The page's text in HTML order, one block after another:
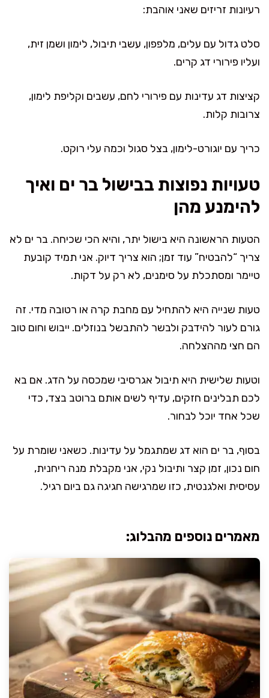
רעיונות זריזים שאני אוהבת:
סלט גדול עם עלים, מלפפון, עשבי תיבול, לימון ושמן זית,
ועליו פירורי דג קרים.
קציצות דג עדינות עם פירורי לחם, עשבים וקליפת לימון,
צרובות קלות.
כריך עם יוגורט-לימון, בצל סגול וכמה עלי רוקט.
טעויות נפוצות בבישול בר ים ואיך
להימנע מהן
הטעות הראשונה היא בישול יתר, והיא הכי שכיחה. בר ים לא
צריך “להבטיח” עוד זמן; הוא צריך דיוק. אני תמיד קובעת
טיימר ומסתכלת על סימנים, לא רק על דקות.
טעות שנייה היא להתחיל עם מחבת קרה או רטובה מדי. זה
גורם לעור להידבק ולבשר להתבשל בנוזלים. ייבוש וחום טוב
הם חצי מההצלחה.
וטעות שלישית היא תיבול אגרסיבי שמכסה על הדג. אם בא
לכם תבלינים חזקים, עדיף לשים אותם ברוטב בצד, כדי
שכל אחד יוכל לבחור.
בסוף, בר ים הוא דג שמתגמל על עדינות. כשאני שומרת על
חום נכון, זמן קצר ותיבול נקי, אני מקבלת מנה ריחנית,
עסיסית ואלגנטית, כזו שמרגישה חגיגה גם ביום רגיל.
מאמרים נוספים מהבלוג: